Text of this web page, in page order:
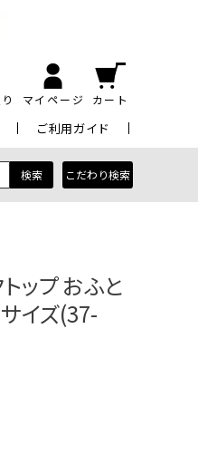
マイページ カート
ご利用ガイド
検索 こだわり検索
ップ おふと
イズ(37-